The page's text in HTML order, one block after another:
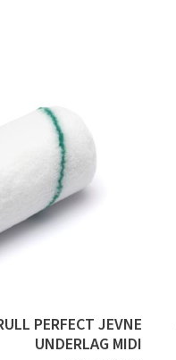
PERFECT JEVNE
UNDERLAG MIDI